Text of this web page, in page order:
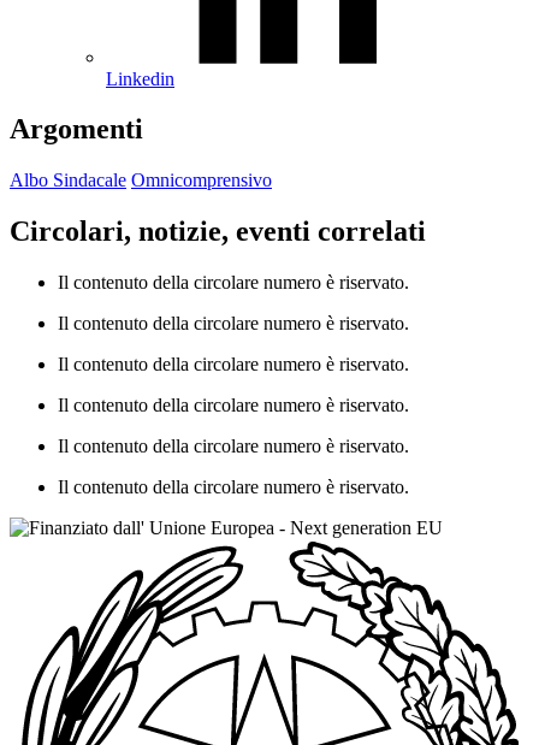
Linkedin
Argomenti
Albo Sindacale Omnicomprensivo
Circolari, notizie, eventi correlati
Il contenuto della circolare numero è riservato.
Il contenuto della circolare numero è riservato.
Il contenuto della circolare numero è riservato.
Il contenuto della circolare numero è riservato.
Il contenuto della circolare numero è riservato.
Il contenuto della circolare numero è riservato.